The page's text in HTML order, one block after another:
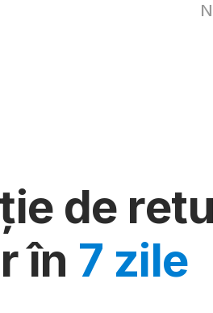
de
în 7 zile